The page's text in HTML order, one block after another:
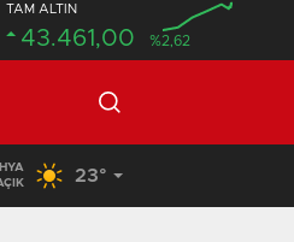
TAM ALTIN
43.461,00 %2,62
23°